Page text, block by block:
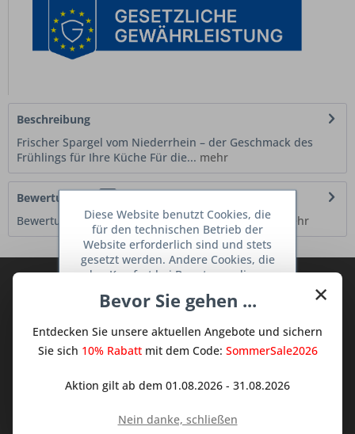
Beschreibung
Frischer Spargel vom Niederrhein – der Geschmack des
Frühlings für Ihre Küche Für die... mehr
Bewertungen
Bewertungen lesen, schreiben und diskutieren...
mehr
TraumKüche Newsletter und verpassen
dem Traum Küchen - Shop.
zur Kenntnis genommen.
×
Bevor Sie gehen ...
Entdecken Sie unsere aktuellen Angebote und sichern
Sie sich 10% Rabattmit dem Code: SommerSale2026
Aktion gilt ab dem 01.08.2026 - 31.08.2026
Nein danke, schließen
Diese Website benutzt Cookies, die
für den technischen Betrieb der
Website erforderlich sind und stets
gesetzt werden. Andere Cookies, die
den Komfort bei Benutzung dieser
dienen oder die Interaktion mit
Netzwerken vereinfachen sollen,
werden nur mit Ihrer Zustimmung
Ablehnen